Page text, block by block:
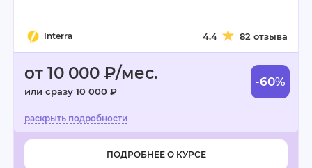
Interra 4.4 82 отзыва
от 10 000 ₽/мес.
или сразу 10 000 ₽
-60%
ПОДРОБНЕЕ О КУРСЕ